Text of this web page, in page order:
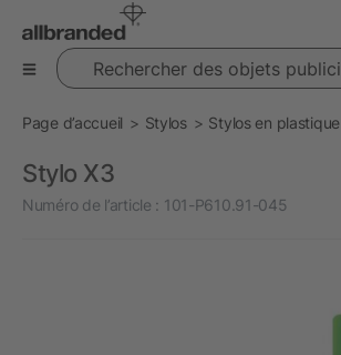
Rechercher des objets publicitaires
Page d’accueil Stylos Stylos en plastique
Stylo X3
Numéro de l’article : 101-P610.91-045